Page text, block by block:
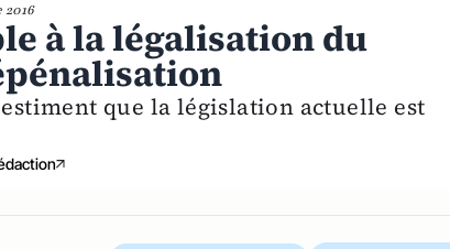
2016
à la légalisation du
estiment que la législation actuelle est